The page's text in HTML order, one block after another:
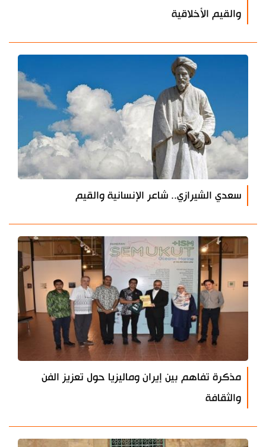
والقيم الأخلاقية
سعدي الشيرازي.. شاعر الإنسانية والقيم
مذكرة تفاهم بين إيران وماليزيا حول تعزيز الفن
والثقافة